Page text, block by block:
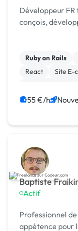
Développeur
conçois,
Ruby on Rails
React
Site E-
WordPress
55 €/h
Baptiste
Actif
Professionnel
appétence pour